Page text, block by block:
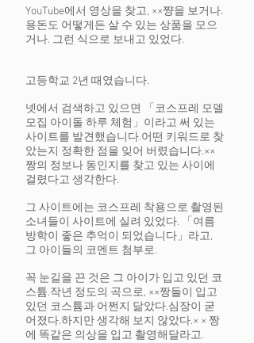
YouTube에서 영상을 찾고, ××쨩을 보거나.
용돈도 어떻게든 살 수 있는 상품을 모으
거나. 그런 식으로 보내고 있었다.
고등학교 2년 때였습니다.
넷에서 검색하고 있으면 「코스프레 모델
모집 아이돌 하루 체험」이라고 써 있는
사이트를 발견했습니다.어떤 키워드로 찾
았는지 정확한 점을 잊어 버렸습니다.××
짱의 정보나 동인지를 찾고 있는 사이에
걸렸다고 생각한다.
그 사이트에는 코스프레 착용으로 촬영된
소녀들이 사이트에 실려 있었다. 「여름
방학이 좋은 추억이 되었습니다」라고,
그 아이들의 코멘트 첨부로.
꼭 눈길을 끈 것은 그 아이가 입고 있던 코
스튬.작년 정도의 곡으로, ××짱들이 입고
있던 코스튬과 어쩐지 닮았다.심장이 굳
어졌다.하지만 생각해 보지 않았다.× × 짱
에 똑같은 의상을 입고 촬영해달라고.